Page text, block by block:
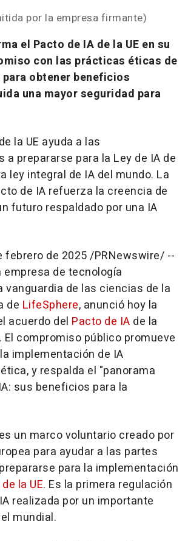
por la empresa firmante)
el Pacto de IA de la UE en su
con las prácticas éticas de
obtener beneficios
una mayor seguridad para
la UE ayuda a las
a prepararse para la Ley de IA de
ley integral de IA del mundo. La
de IA refuerza la creencia de
futuro respaldado por una IA
febrero de 2025/PRNewswire/ --
empresa de tecnología
vanguardia de las ciencias de la
de LifeSphere, anunció hoy la
acuerdo del Pacto de IA de la
El compromiso público promueve
implementación de IA
y respalda el "panorama
sus beneficios para la
un marco voluntario creado por
para ayudar a las partes
para la implementación
la UE. Es la primera regulación
realizada por un importante
mundial.